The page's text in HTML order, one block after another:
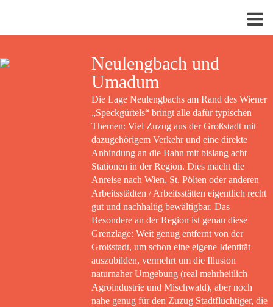
Neulengbach und
Umadum
Die Lage Neulengbachs am Rand des Wiener
„Speckgürtels“ bringt alle dafür typischen
Themen: Viel Zuzug aus der Großstadt mit
dazugehörigem Verkehr und eine direkte
Anbindung an die Bahn mit bislang acht
Stationen in der Region. Dies macht die
Anreise nach Wien, St. Pölten oder anderen
Arbeitsstädten / Arbeitsstätten eigentlich recht
gut und nachhaltig bewältigbar. Das
Besondere an der Region ist genau diese
Grenzlage: Weit genug entfernt von der
Großstadt, um schon eine eigene Identität
auszubilden, vermehrt um die Illusion
naturnaher Umgebung (real mehrheitlich
Agroindustrie und Mischwald), aber noch
nahe genug für den Zuzug Stadtflüchtiger, die